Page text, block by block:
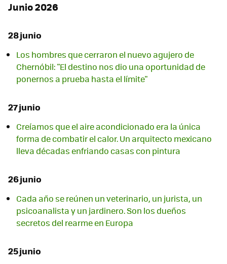
Junio 2026
28 junio
Los hombres que cerraron el nuevo agujero de
Chernóbil: "El destino nos dio una oportunidad de
ponernos a prueba hasta el límite"
27 junio
Creíamos que el aire acondicionado era la única
forma de combatir el calor. Un arquitecto mexicano
lleva décadas enfriando casas con pintura
26 junio
Cada año se reúnen un veterinario, un jurista, un
psicoanalista y un jardinero. Son los dueños
secretos del rearme en Europa
25 junio